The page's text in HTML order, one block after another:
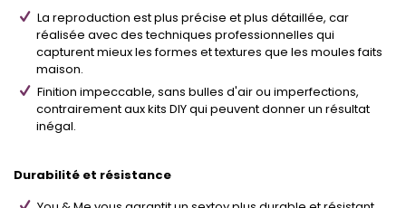
La reproduction est plus précise et plus détaillée, car
réalisée avec des techniques professionnelles qui
capturent mieux les formes et textures que les moules faits
maison.
Finition impeccable, sans bulles d'air ou imperfections,
contrairement aux kits DIY qui peuvent donner un résultat
inégal.
Durabilité et résistance